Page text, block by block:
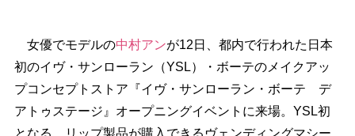
女優でモデルの中村アンが12日、都内で行われた日本
初のイヴ・サンローラン（YSL）・ボーテのメイクアッ
プコンセプトストア『イヴ・サンローラン・ボーテ デ
アトゥステージ』オープニングイベントに来場。YSL初
となる、リップ製品が購入できるヴェンディングマシー